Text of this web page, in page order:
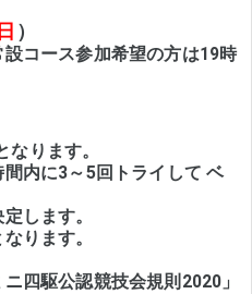
）
コース参加希望の方は19時
なります。
内に3～5回トライして ベ
します。
ります。
四駆公認競技会規則2020」